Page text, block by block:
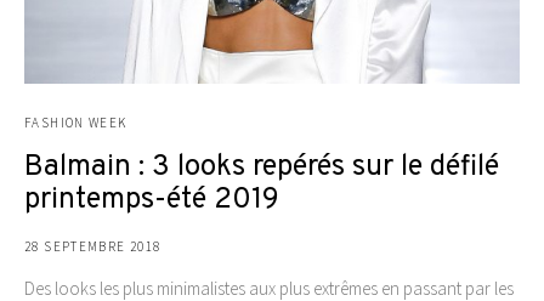
FASHION WEEK
Balmain : 3 looks repérés sur le défilé
printemps-été 2019
28 SEPTEMBRE 2018
Des looks les plus minimalistes aux plus extrêmes en passant par les